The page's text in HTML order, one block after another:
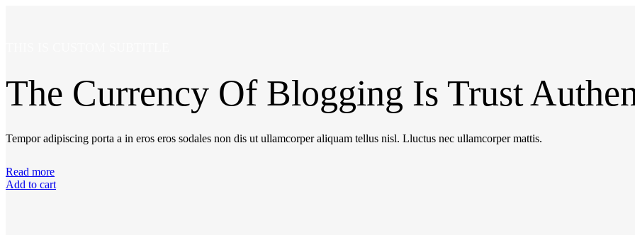
The Currency Of Blogging Is Trust
Tempor adipiscing porta a in eros eros sodales non dis ut ullamcorper aliquam tellus nisl. Lluctus nec ullamcorper mattis.
Read more
Add to cart